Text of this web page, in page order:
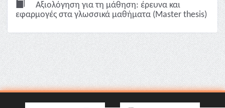
Αξιολόγηση για τη μάθηση: έρευνα και
εφαρμογές στα γλωσσικά μαθήματα (Master thesis)